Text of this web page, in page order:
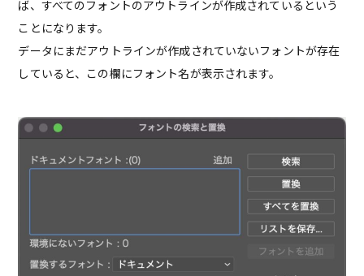
ば、すべてのフォントのアウトラインが作成されているという
ことになります。
データにまだアウトラインが作成されていないフォントが存在
していると、この欄にフォント名が表示されます。